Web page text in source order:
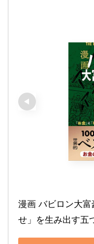
漫画 バビロン大
せ」を生み出す五